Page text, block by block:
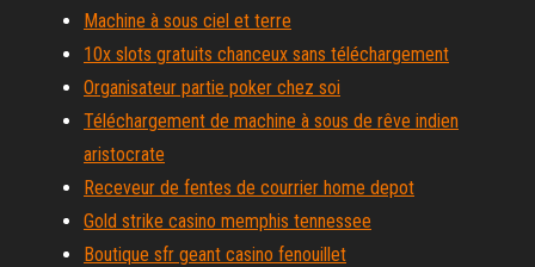
Machine à sous ciel et terre
10x slots gratuits chanceux sans téléchargement
Organisateur partie poker chez soi
Téléchargement de machine à sous de rêve indien
aristocrate
Receveur de fentes de courrier home depot
Gold strike casino memphis tennessee
Boutique sfr geant casino fenouillet